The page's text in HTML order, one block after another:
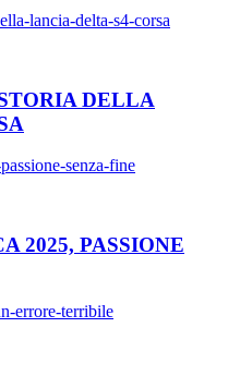
DELLA
2025, PASSIONE